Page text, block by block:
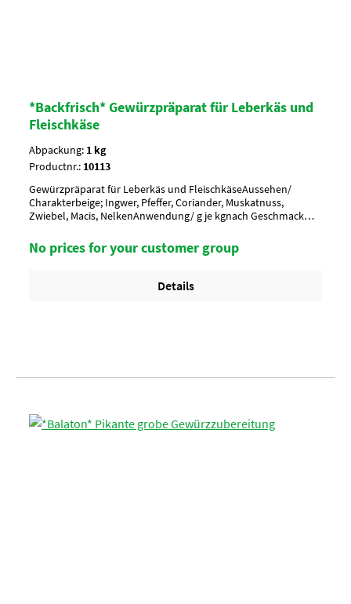
*Backfrisch* Gewürzpräparat für Leberkäs und
Fleischkäse
Abpackung: 1 kg
Productnr.: 10113
Gewürzpräparat für Leberkäs und FleischkäseAussehen/
Charakterbeige; Ingwer, Pfeffer, Coriander, Muskatnuss,
Zwiebel, Macis, NelkenAnwendung/ g je kgnach Geschmack
per Palette
No prices for your customer group
Details